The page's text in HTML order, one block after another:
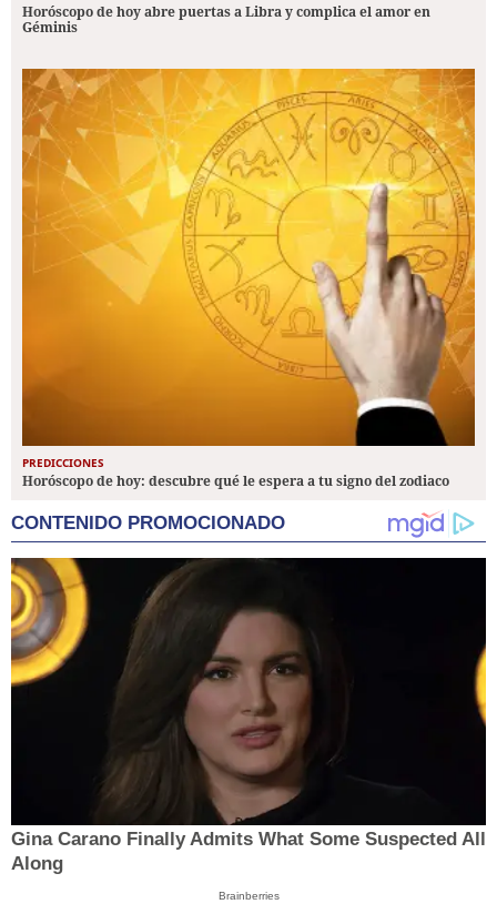
Horóscopo de hoy abre puertas a Libra y complica el amor en
Géminis
PREDICCIONES
Horóscopo de hoy: descubre qué le espera a tu signo del zodiaco
CONTENIDO PROMOCIONADO
Gina Carano Finally Admits What Some Suspected All
Along
Brainberries